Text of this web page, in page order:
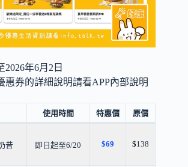
年6月2日
惠券的詳細說明請看APP內部說明
使用時間 特惠價 原價
昔
即日起至6/20 $69 $138